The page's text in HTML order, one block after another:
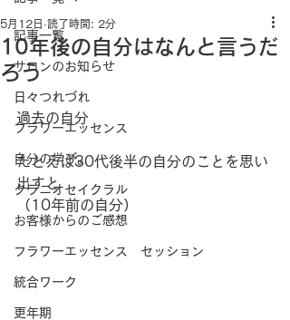
記事一覧
サロンのお知らせ
日々つれづれ
フラワーエッセンス
自分の学び。
クラニオセイクラル
お客様からのご感想
フラワーエッセンス セッション
統合ワーク
更年期
10年後の自分はなんと言うだ
ろう
5月12日 読了時間: 2分
過去の自分
たとえば30代後半の自分のことを思い
出すと
（10年前の自分）